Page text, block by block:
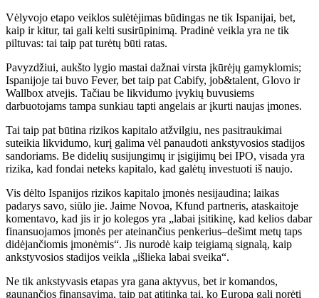
Vėlyvojo etapo veiklos sulėtėjimas būdingas ne tik Ispanijai, bet,
kaip ir kitur, tai gali kelti susirūpinimą. Pradinė veikla yra ne tik
piltuvas: tai taip pat turėtų būti ratas.
Pavyzdžiui, aukšto lygio mastai dažnai virsta įkūrėjų gamyklomis;
Ispanijoje tai buvo Fever, bet taip pat Cabify, job&talent, Glovo ir
Wallbox atvejis. Tačiau be likvidumo įvykių buvusiems
darbuotojams tampa sunkiau tapti angelais ar įkurti naujas įmones.
Tai taip pat būtina rizikos kapitalo atžvilgiu, nes pasitraukimai
suteikia likvidumo, kurį galima vėl panaudoti ankstyvosios stadijos
sandoriams. Be didelių susijungimų ir įsigijimų bei IPO, visada yra
rizika, kad fondai neteks kapitalo, kad galėtų investuoti iš naujo.
Vis dėlto Ispanijos rizikos kapitalo įmonės nesijaudina; laikas
padarys savo, siūlo jie. Jaime Novoa, Kfund partneris, ataskaitoje
komentavo, kad jis ir jo kolegos yra „labai įsitikinę, kad kelios dabar
finansuojamos įmonės per ateinančius penkerius–dešimt metų taps
didėjančiomis įmonėmis“. Jis nurodė kaip teigiamą signalą, kaip
ankstyvosios stadijos veikla „išlieka labai sveika“.
Ne tik ankstyvasis etapas yra gana aktyvus, bet ir komandos,
gaunančios finansavimą, taip pat atitinka tai, ko Europa gali norėti